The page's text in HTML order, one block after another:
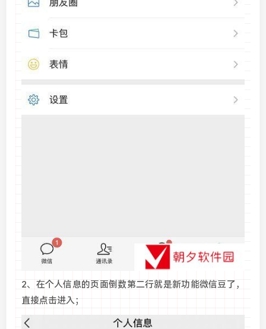
2、在个人信息的页面倒数第二行就是新功能微信豆了，
直接点击进入；